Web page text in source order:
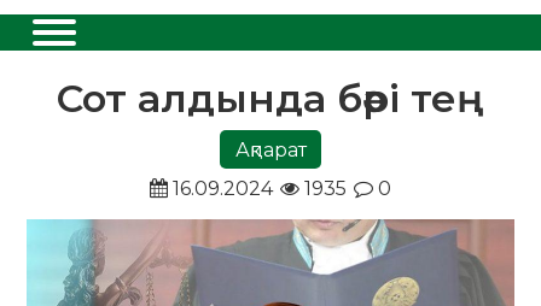
Сот алдында бәрі тең
Ақпарат
16.09.2024
1935 0